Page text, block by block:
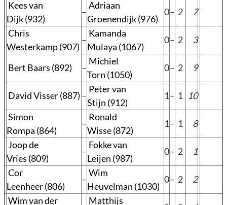
Kees van
Dijk (932)
–
Adriaan
Groenendijk (976)
0– 2
7
Chris
Westerkamp (907)
–
Kamanda
Mulaya (1067)
0– 2 3
Bert Baars (892) –
Michiel
Torn (1050)
0– 2 9
David Visser (887) –
Peter van
Stijn (912)
1– 1 10
Simon
Rompa (864)
–
Ronald
Wisse (872)
1– 1
8
Joop de
Vries (809)
–
Fokke van
Leijen (987)
0– 2
1
Cor
Leenheer (806)
–
Wim
Heuvelman (1030)
0– 2
2
Wim van der
Matthijs